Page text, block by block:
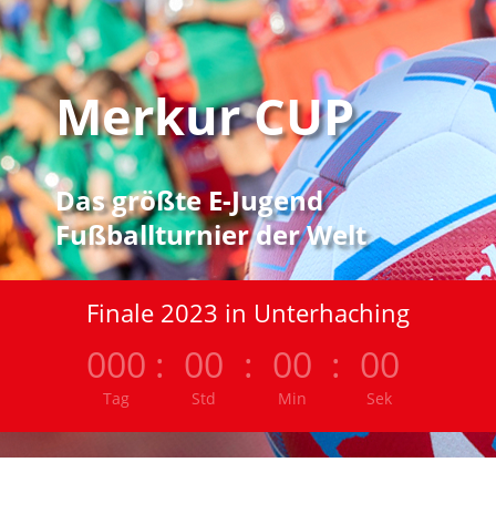
Merkur CUP
Das größte E-Jugend
Fußballturnier der Welt
Finale 2023 in Unterhaching
000
Tag
: 00
Std
: 00
Min
: 00
Sek